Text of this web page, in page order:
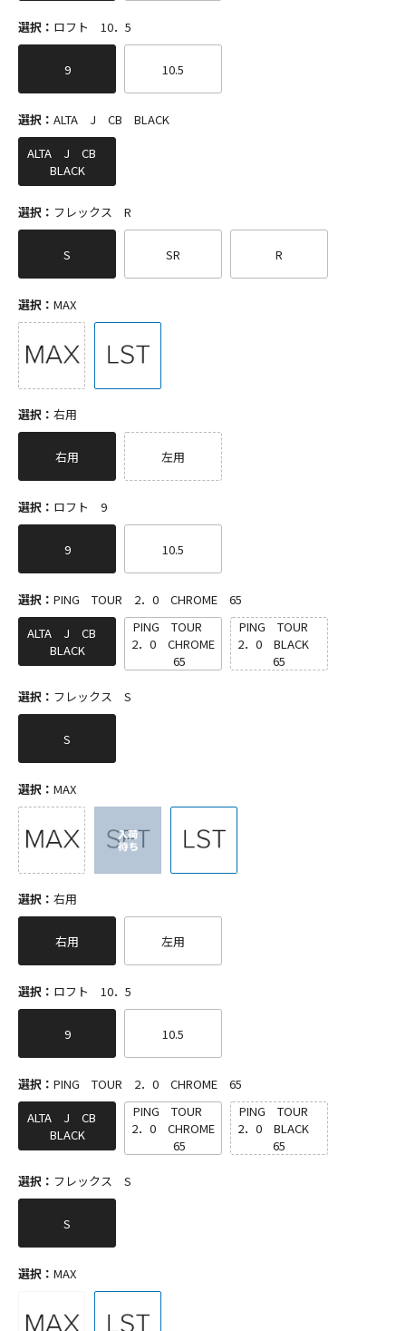
選択： ロフト 10．5
9 10.5
選択： ALTA J CB BLACK
ALTA J CB
BLACK
選択： フレックス R
S SR R
選択： MAX
選択： 右用
右用 左用
選択： ロフト 9
9 10.5
選択： PING TOUR 2．0 CHROME 65
ALTA J CB
BLACK
PING TOUR
2．0 CHROME
65
PING TOUR
2．0 BLACK
65
選択： フレックス S
S
選択： MAX
選択： 右用
右用 左用
選択： ロフト 10．5
9 10.5
選択： PING TOUR 2．0 CHROME 65
ALTA J CB
BLACK
PING TOUR
2．0 CHROME
65
PING TOUR
2．0 BLACK
65
選択： フレックス S
S
選択： MAX